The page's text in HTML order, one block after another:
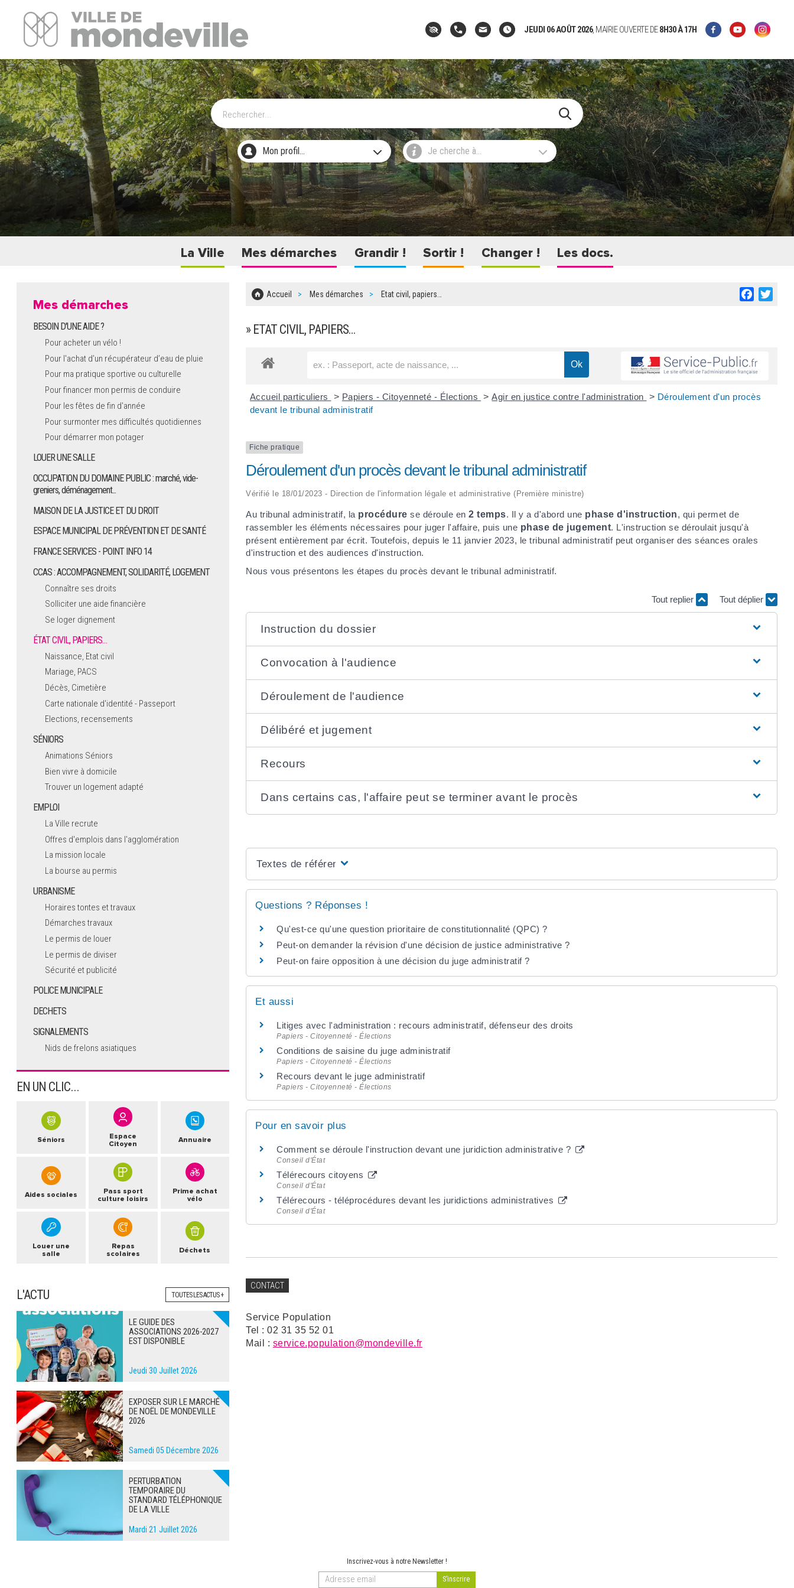
Site Officiel de la ville de Mondeville
JEUDI 06 AOÛT 2026, MAIRIE OUVERTE DE8H30À 17H
Mon profil... Je cherche à...
La Ville Mes démarches Grandir ! Sortir ! Changer ! Les docs.
Facebook
Accueil Mes démarches Etat civil, papiers…
» ETAT CIVIL, PAPIERS…
Accueil particuliers > Papiers - Citoyenneté - Élections > Agir en justice contre l'administration > Déroulement d'un procès
devant le tribunal administratif
Fiche pratique
Déroulement d'un procès devant le tribunal administratif
Vérifié le 18/01/2023 - Direction de l'information légale et administrative (Première ministre)
Au tribunal administratif, la procédure se déroule en2 temps. Il y a d'abord une phase d'instruction, qui permet de
rassembler les éléments nécessaires pour juger l'affaire, puis une phase de jugement. L'instruction se déroulait jusqu'à
présent entièrement par écrit. Toutefois, depuis le 11 janvier 2023, le tribunal administratif peut organiser des séances orales
d'instruction et des audiences d'instruction.
Nous vous présentons les étapes du procès devant le tribunal administratif.
Tout replier Tout déplier
Instruction du dossier
Convocation à l'audience
Déroulement de l'audience
Délibéré et jugement
Recours
Dans certains cas, l'affaire peut se terminer avant le procès
Textes de référence
Questions ? Réponses !
Qu'est-ce qu'une question prioritaire de constitutionnalité (QPC) ?
Peut-on demander la révision d'une décision de justice administrative ?
Peut-on faire opposition à une décision du juge administratif ?
Et aussi
Litiges avec l'administration : recours administratif, défenseur des droits
Papiers - Citoyenneté - Élections
Conditions de saisine du juge administratif
Papiers - Citoyenneté - Élections
Recours devant le juge administratif
Papiers - Citoyenneté - Élections
Pour en savoir plus
Comment se déroule l'instruction devant une juridiction administrative ?
Conseil d'État
Télérecours citoyens
Conseil d'État
Télérecours - téléprocédures devant les juridictions administratives
Conseil d'État
CONTACT
Service Population
Tel : 02 31 35 52 01
Mail : service.population@mondeville.fr
Mes démarches
BESOIN D'UNE AIDE ?
Pour acheter un vélo !
Pour l'achat d’un récupérateur d’eau de pluie
Pour ma pratique sportive ou culturelle
Pour financer mon permis de conduire
Pour les fêtes de fin d'année
Pour surmonter mes difficultés quotidiennes
Pour démarrer mon potager
LOUER UNE SALLE
OCCUPATION DU DOMAINE PUBLIC : marché, vide-
greniers, déménagement...
MAISON DE LA JUSTICE ET DU DROIT
ESPACE MUNICIPAL DE PRÉVENTION ET DE SANTÉ
FRANCE SERVICES - POINT INFO 14
CCAS : ACCOMPAGNEMENT, SOLIDARITÉ, LOGEMENT
Connaître ses droits
Solliciter une aide financière
Se loger dignement
ÉTAT CIVIL, PAPIERS…
Naissance, Etat civil
Mariage, PACS
Décès, Cimetière
Carte nationale d'identité - Passeport
Elections, recensements
SÉNIORS
Animations Séniors
Bien vivre à domicile
Trouver un logement adapté
EMPLOI
La Ville recrute
Offres d'emplois dans l'agglomération
La mission locale
La bourse au permis
URBANISME
Horaires tontes et travaux
Démarches travaux
Le permis de louer
Le permis de diviser
Sécurité et publicité
POLICE MUNICIPALE
DECHETS
SIGNALEMENTS
Nids de frelons asiatiques
EN UN CLIC...
Séniors
Espace
Citoyen
Annuaire
Aides sociales
Pass sport
culture loisirs
Prime achat
vélo
Louer une
salle
Repas
scolaires
Déchets
L'ACTU TOUTES LES ACTUS +
LE GUIDE DES
ASSOCIATIONS 2026-2027
EST DISPONIBLE
Jeudi 30 Juillet 2026
EXPOSER SUR LE MARCHÉ
DE NOËL DE MONDEVILLE
2026
Samedi 05 Décembre 2026
PERTURBATION
TEMPORAIRE DU
STANDARD TÉLÉPHONIQUE
DE LA VILLE
Mardi 21 Juillet 2026
Inscrivez-vous à notre Newsletter !